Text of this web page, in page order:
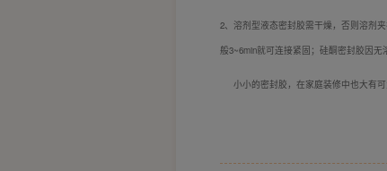
2、溶剂型液态密封胶需干燥，否则溶剂
般3~6min就可连接紧固；硅酮密封胶因无
小小的密封胶，在家庭装修中也大有可